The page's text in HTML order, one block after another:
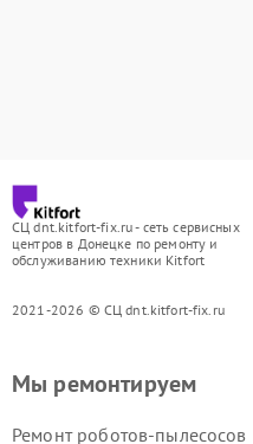
СЦ dnt.kitfort-fix.ru - сеть сервисных
центров в Донецке по ремонту и
обслуживанию техники Kitfort
2021-2026 © СЦ dnt.kitfort-fix.ru
Мы ремонтируем
Ремонт роботов-пылесосов